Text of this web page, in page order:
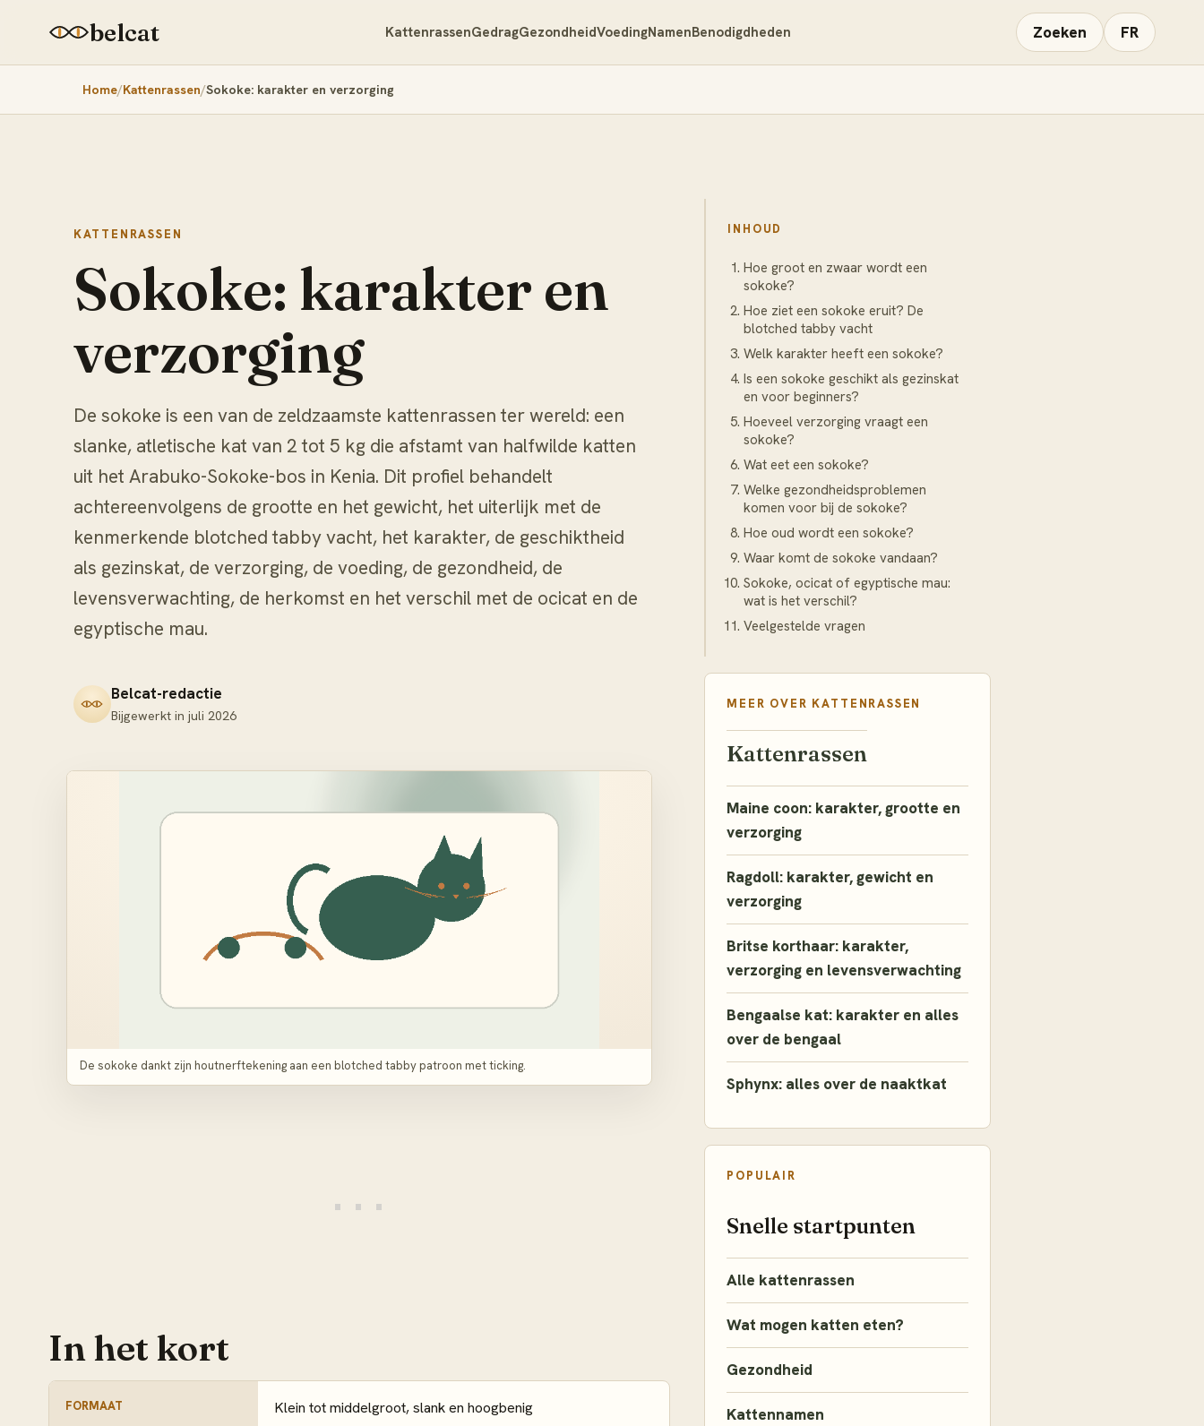
belcat KattenrassenGedragGezondheidVoedingNamenBenodigdheden Zoeken FR
Home Kattenrassen Sokoke: karakter en verzorging
KATTENRASSEN
Sokoke: karakter en
verzorging
De sokoke is een van de zeldzaamste kattenrassen ter wereld: een
slanke, atletische kat van 2 tot 5 kg die afstamt van halfwilde katten
uit het Arabuko-Sokoke-bos in Kenia. Dit profiel behandelt
achtereenvolgens de grootte en het gewicht, het uiterlijk met de
kenmerkende blotched tabby vacht, het karakter, de geschiktheid
als gezinskat, de verzorging, de voeding, de gezondheid, de
levensverwachting, de herkomst en het verschil met de ocicat en de
egyptische mau.
Belcat-redactie
Bijgewerkt in juli 2026
De sokoke dankt zijn houtnerftekening aan een blotched tabby patroon met ticking.
In het kort
FORMAAT Klein tot middelgroot, slank en hoogbenig
INHOUD
Hoe groot en zwaar wordt een
sokoke?
Hoe ziet een sokoke eruit? De
blotched tabby vacht
Welk karakter heeft een sokoke?
Is een sokoke geschikt als gezinskat
en voor beginners?
Hoeveel verzorging vraagt een
sokoke?
Wat eet een sokoke?
Welke gezondheidsproblemen
komen voor bij de sokoke?
Hoe oud wordt een sokoke?
Waar komt de sokoke vandaan?
Sokoke, ocicat of egyptische mau:
wat is het verschil?
Veelgestelde vragen
MEER OVER KATTENRASSEN
Kattenrassen
Maine coon: karakter, grootte en
verzorging
Ragdoll: karakter, gewicht en
verzorging
Britse korthaar: karakter,
verzorging en levensverwachting
Bengaalse kat: karakter en alles
over de bengaal
Sphynx: alles over de naaktkat
POPULAIR
Snelle startpunten
Alle kattenrassen
Wat mogen katten eten?
Gezondheid
Kattennamen